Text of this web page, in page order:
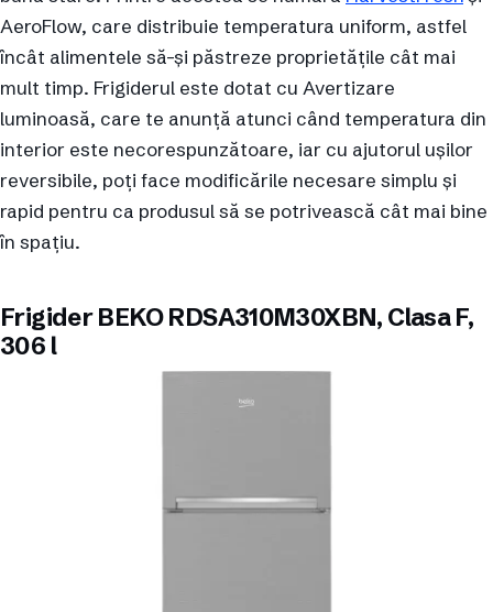
AeroFlow, care distribuie temperatura uniform, astfel
încât alimentele să-și păstreze proprietățile cât mai
mult timp. Frigiderul este dotat cu Avertizare
luminoasă, care te anunță atunci când temperatura din
interior este necorespunzătoare, iar cu ajutorul ușilor
reversibile, poți face modificările necesare simplu și
rapid pentru ca produsul să se potrivească cât mai bine
în spațiu.
Frigider BEKO RDSA310M30XBN, Clasa F,
306 l